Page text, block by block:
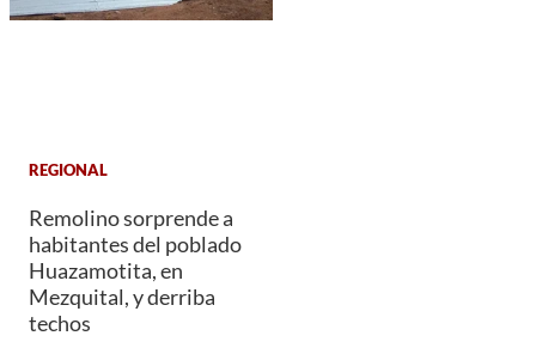
REGIONAL
Remolino sorprende a
habitantes del poblado
Huazamotita, en
Mezquital, y derriba
techos